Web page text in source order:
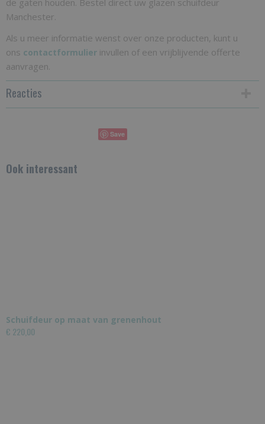
de gaten houden. Bestel direct uw glazen schuifdeur
Manchester.
Als u meer informatie wenst over onze producten, kunt u
ons contactformulier invullen of een vrijblijvende offerte
aanvragen.
Reacties
Save
Ook interessant
Schuifdeur op maat van grenenhout
€ 220,00